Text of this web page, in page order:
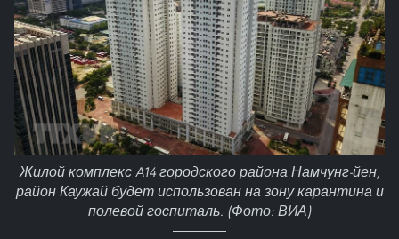
Жилой комплекс A14 городского района Намчунг-йен,
район Каужай будет использован на зону карантина и
полевой госпиталь. (Фото: ВИА)